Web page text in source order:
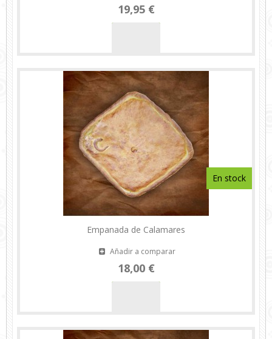
19,95 €
Empanada de Calamares
Añadir a comparar
18,00 €
En stock